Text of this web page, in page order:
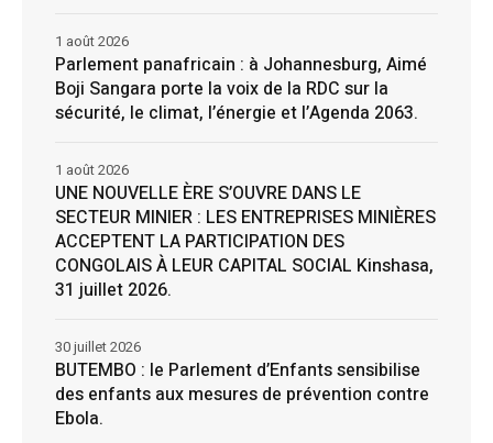
Parlement panafricain : à Johannesburg, Aimé
Boji Sangara porte la voix de la RDC sur la
sécurité, le climat, l’énergie et l’Agenda 2063.
1 août 2026
UNE NOUVELLE ÈRE S’OUVRE DANS LE
SECTEUR MINIER : LES ENTREPRISES MINIÈRES
ACCEPTENT LA PARTICIPATION DES
CONGOLAIS À LEUR CAPITAL SOCIAL Kinshasa,
31 juillet 2026.
1 août 2026
BUTEMBO : le Parlement d’Enfants sensibilise
des enfants aux mesures de prévention contre
Ebola.
30 juillet 2026